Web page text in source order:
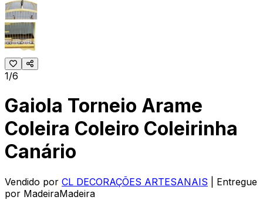
1/6
Gaiola Torneio Arame
Coleira Coleiro Coleirinha
Canário
Vendido por CL DECORAÇÕES ARTESANAIS
| Entregue
por MadeiraMadeira